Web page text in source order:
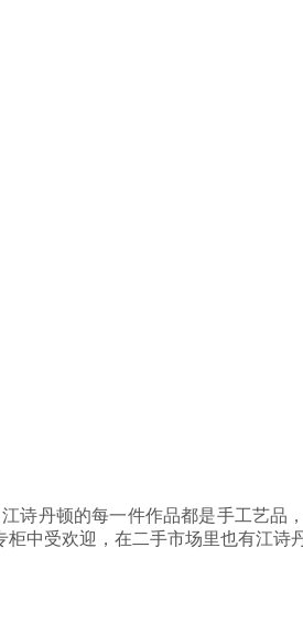
诗丹顿的每一件作品都是手工艺品
中受欢迎，在二手市场里也有江诗